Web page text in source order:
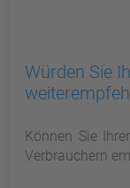
Würden Sie
Können Sie
Verbrauchern